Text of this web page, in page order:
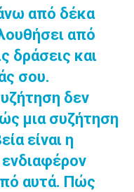
από δέκα
από
δράσεις και
σου.
δεν
μια συζήτηση
είναι η
αυτά. Πώς